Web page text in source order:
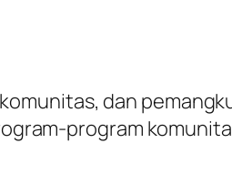
dan
program